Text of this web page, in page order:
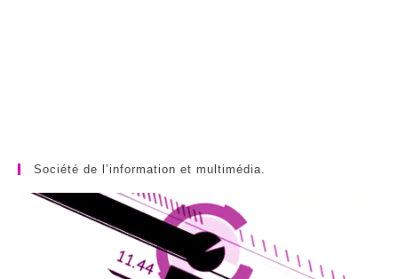
Société de l’information et multimédia.